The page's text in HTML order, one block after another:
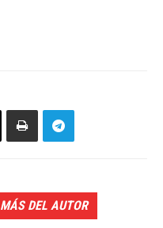
MÁS DEL AUTOR